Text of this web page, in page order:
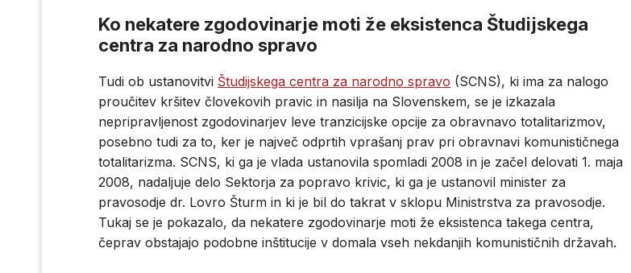
Ko nekatere zgodovinarje moti že eksistenca Študijskega
centra za narodno spravo
Tudi ob ustanovitvi Študijskega centra za narodno spravo (SCNS), ki ima za nalogo
proučitev kršitev človekovih pravic in nasilja na Slovenskem, se je izkazala
nepripravljenost zgodovinarjev leve tranzicijske opcije za obravnavo totalitarizmov,
posebno tudi za to, ker je največ odprtih vprašanj prav pri obravnavi komunističnega
totalitarizma. SCNS, ki ga je vlada ustanovila spomladi 2008 in je začel delovati 1. maja
2008, nadaljuje delo Sektorja za popravo krivic, ki ga je ustanovil minister za
pravosodje dr. Lovro Šturm in ki je bil do takrat v sklopu Ministrstva za pravosodje.
Tukaj se je pokazalo, da nekatere zgodovinarje moti že eksistenca takega centra,
čeprav obstajajo podobne inštitucije v domala vseh nekdanjih komunističnih državah.